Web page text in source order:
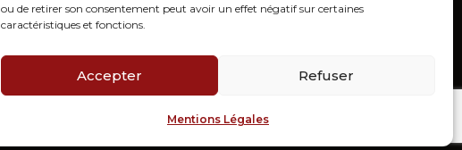
ou de retirer son consentement peut avoir un effet négatif sur certaines
caractéristiques et fonctions.
Accepter Refuser
Mentions Légales
9h - 18h30